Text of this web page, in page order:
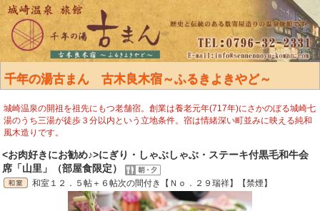
千年の湯古まん 古木良木宿～ふるきよきやど～
城崎温泉の開祖を祖先にもつ老舗宿。創業は養老元年(717年)にさかのぼる城崎七
湯のうち三湯が徒歩３分以内という立地条件。宿は情緒深い町並みに映える純和
風木造りです。
<お肉好きにお勧め♪>にぎり・しゃぶしゃぶ・ステーキ付黒毛和牛会
席「山里」（部屋食限定）
和室１２．５帖＋６帖次の間付き【Ｎｏ．２９瑞祥】【禁煙】